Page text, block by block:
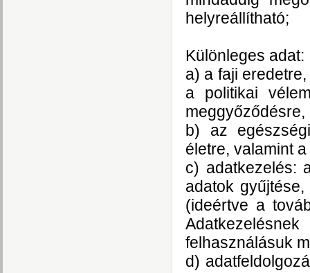
helyreállítható;
Különleges adat:
a) a faji
a politikai
meggyőződésre,
b) az
életre, valamint
c) adatkezelés:
adatok
(ideértve a
felhasználásuk
d)